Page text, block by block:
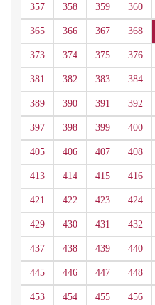
357 358 359 360
365 366 367 368
373 374 375 376
381 382 383 384
389 390 391 392
397 398 399 400
405 406 407 408
413 414 415 416
421 422 423 424
429 430 431 432
437 438 439 440
445 446 447 448
453 454 455 456